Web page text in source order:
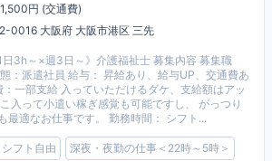
円 (交通費)
0016 大阪府 大阪市港区 三先
日3h～×週3日～》介護福祉士 募集内容 募集職
：派遣社員 給与： 昇給あり、給与UP、交通費あ
一部支給 入っていただけるダケ、支給額はアッ
入って小遣い稼ぎ感覚も可能ですし、 がっつり
最適なお仕事です。 勤務時間： シフト...
フト自由
深夜・夜勤の仕事＜22時～5時＞